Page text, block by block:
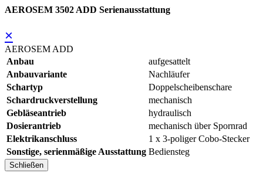
AEROSEM 3502 ADD Serienausstattung
×
AEROSEM ADD
Anbau
aufgesattelt
Anbauvariante
Nachläufer
Schartyp
Doppelscheibenschare
Schardruckverstellung
mechanisch
Gebläseantrieb
hydraulisch
Dosierantrieb
mechanisch über Spornrad
Elektrikanschluss
1 x 3-poliger Cobo-Stecker
Sonstige, serienmäßige Ausstattung Bediensteg
Schließen